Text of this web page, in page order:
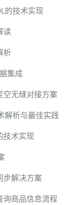
的技术实现
读
析
集成
空无缝对接方案
解析与最佳实践
技术实现
步解决方案
询商品信息流程